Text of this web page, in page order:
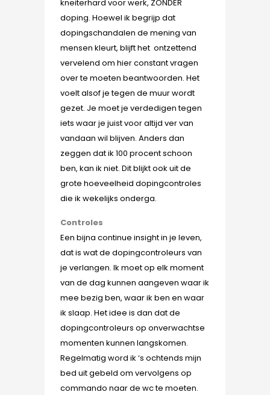
kneiterhard voor werk, ZONDER
doping. Hoewel ik begrijp dat
dopingschandalen de mening van
mensen kleurt, blijft het ontzettend
vervelend om hier constant vragen
over te moeten beantwoorden. Het
voelt alsof je tegen de muur wordt
gezet. Je moet je verdedigen tegen
iets waar je juist voor altijd ver van
vandaan wil blijven. Anders dan
zeggen dat ik 100 procent schoon
ben, kan ik niet. Dit blijkt ook uit de
grote hoeveelheid dopingcontroles
die ik wekelijks onderga.
Controles
Een bijna continue insight in je leven,
dat is wat de dopingcontroleurs van
je verlangen. Ik moet op elk moment
van de dag kunnen aangeven waar ik
mee bezig ben, waar ik ben en waar
ik slaap. Het idee is dan dat de
dopingcontroleurs op onverwachtse
momenten kunnen langskomen.
Regelmatig word ik ‘s ochtends mijn
bed uit gebeld om vervolgens op
commando naar de wc te moeten.